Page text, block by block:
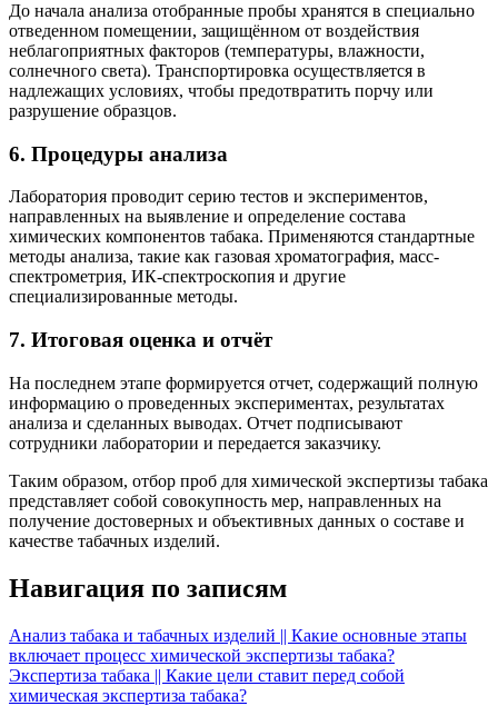
До начала анализа отобранные пробы хранятся в специально
отведенном помещении, защищённом от воздействия
неблагоприятных факторов (температуры, влажности,
солнечного света). Транспортировка осуществляется в
надлежащих условиях, чтобы предотвратить порчу или
разрушение образцов.
6. Процедуры анализа
Лаборатория проводит серию тестов и экспериментов,
направленных на выявление и определение состава
химических компонентов табака. Применяются стандартные
методы анализа, такие как газовая хроматография, масс-
спектрометрия, ИК-спектроскопия и другие
специализированные методы.
7. Итоговая оценка и отчёт
На последнем этапе формируется отчет, содержащий полную
информацию о проведенных экспериментах, результатах
анализа и сделанных выводах. Отчет подписывают
сотрудники лаборатории и передается заказчику.
Таким образом, отбор проб для химической экспертизы табака
представляет собой совокупность мер, направленных на
получение достоверных и объективных данных о составе и
качестве табачных изделий.
Навигация по записям
Анализ табака и табачных изделий || Какие основные этапы
включает процесс химической экспертизы табака?
Экспертиза табака || Какие цели ставит перед собой
химическая экспертиза табака?